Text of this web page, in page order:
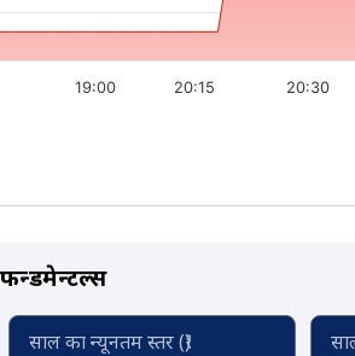
19:00 20:15 20:30
साल का न्यूनतम स्तर (₹)